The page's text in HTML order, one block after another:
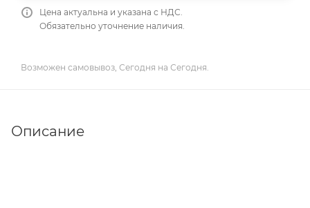
Цена актуальна и указана с НДС.
Обязательно уточнение наличия.
Возможен самовывоз, Сегодня на Сегодня.
Описание